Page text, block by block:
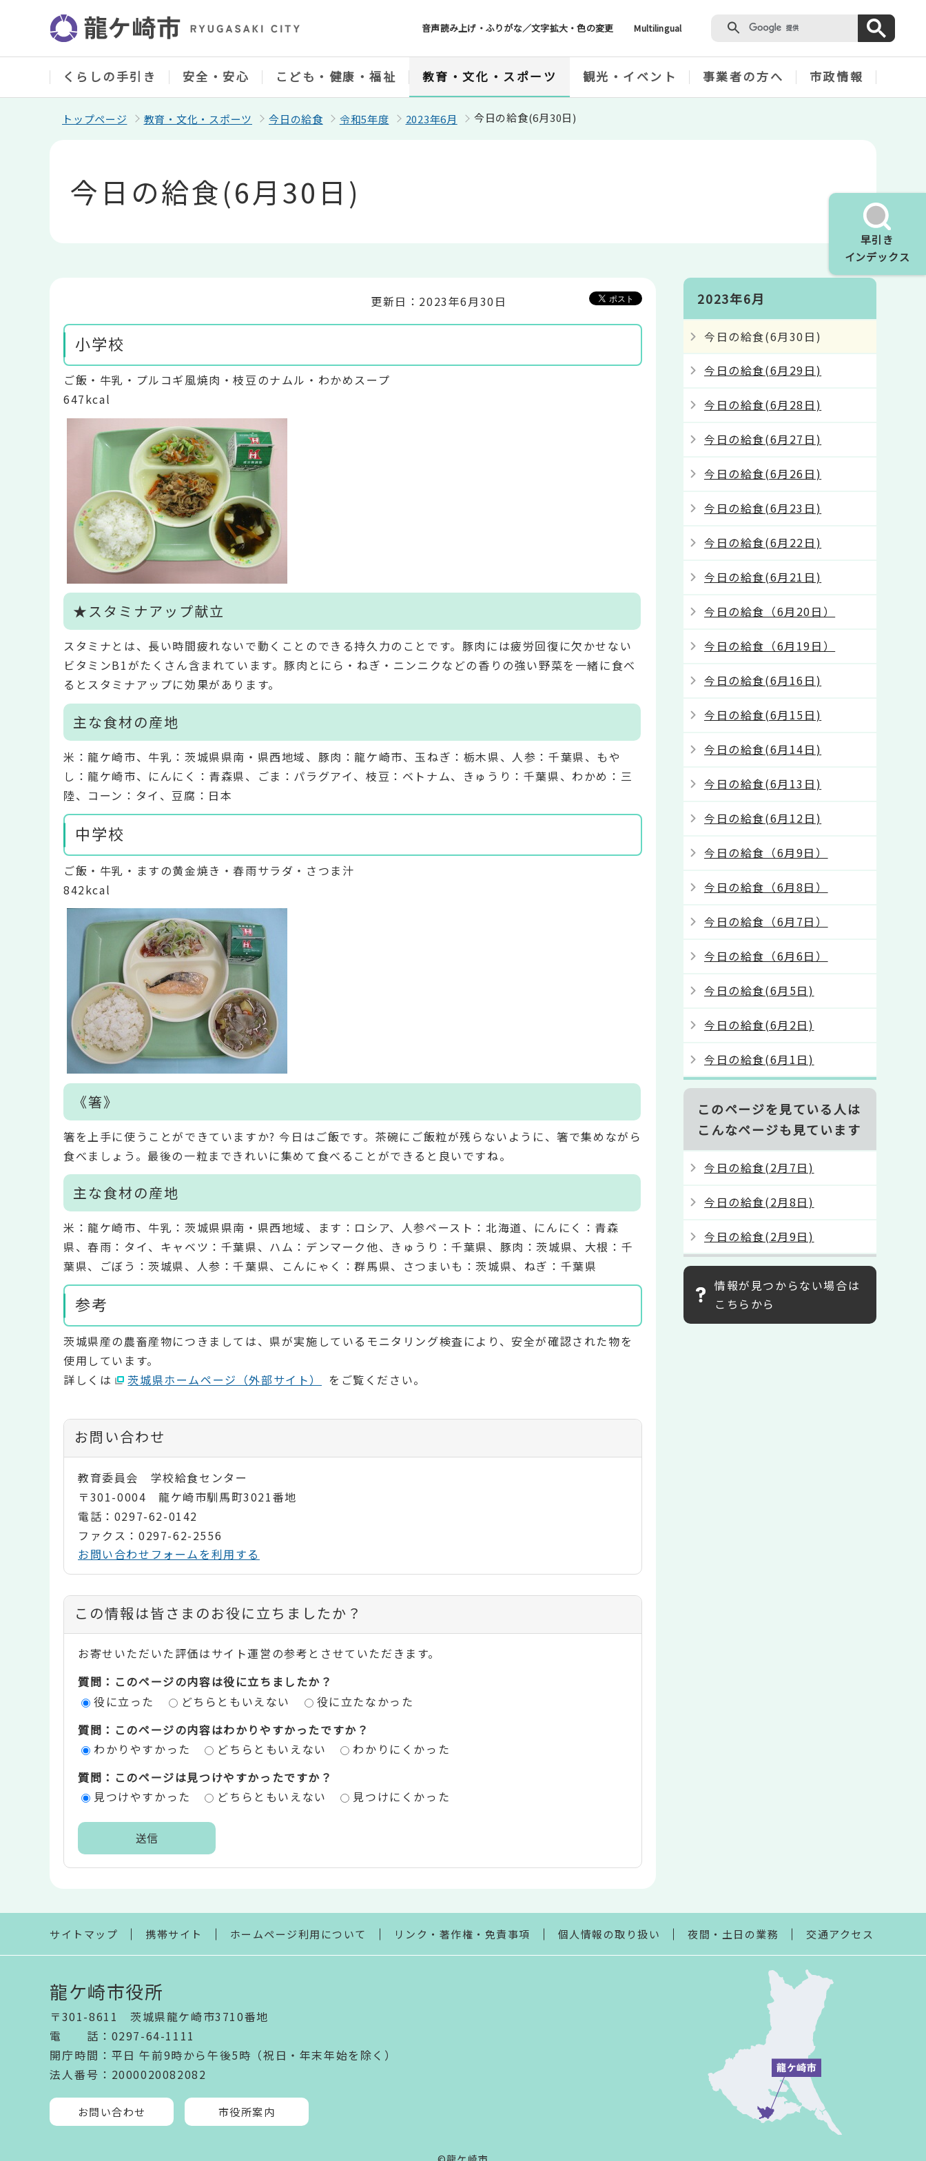
ジ
音声読み上げ・ふりがな／文字拡大・色の変更 Multilingual
早引き
インデックス
くらしの手引き 安全・安心 こども・健康・福祉 教育・文化・スポーツ 観光・イベント 事業者の方へ 市政情報
トップページ 教育・文化・スポーツ 今日の給食 令和5年度 2023年6月 今日の給食(6月30日)
今日の給食(6月30日)
更新日：2023年6月30日
小学校
ご飯・牛乳・プルコギ風焼肉・枝豆のナムル・わかめスープ
647kcal
★スタミナアップ献立
スタミナとは、長い時間疲れないで動くことのできる持久力のことです。豚肉には疲労回復に欠かせない
ビタミンB1がたくさん含まれています。豚肉とにら・ねぎ・ニンニクなどの香りの強い野菜を一緒に食べ
るとスタミナアップに効果があります。
主な食材の産地
米：龍ケ崎市、牛乳：茨城県県南・県西地域、豚肉：龍ケ崎市、玉ねぎ：栃木県、人参：千葉県、もや
し：龍ケ崎市、にんにく：青森県、ごま：パラグアイ、枝豆：ベトナム、きゅうり：千葉県、わかめ：三
陸、コーン：タイ、豆腐：日本
中学校
ご飯・牛乳・ますの黄金焼き・春雨サラダ・さつま汁
842kcal
《箸》
箸を上手に使うことができていますか? 今日はご飯です。茶碗にご飯粒が残らないように、箸で集めながら
食べましょう。最後の一粒まできれいに集めて食べることができると良いですね。
主な食材の産地
米：龍ケ崎市、牛乳：茨城県県南・県西地域、ます：ロシア、人参ペースト：北海道、にんにく：青森
県、春雨：タイ、キャベツ：千葉県、ハム：デンマーク他、きゅうり：千葉県、豚肉：茨城県、大根：千
葉県、ごぼう：茨城県、人参：千葉県、こんにゃく：群馬県、さつまいも：茨城県、ねぎ：千葉県
参考
茨城県産の農畜産物につきましては、県が実施しているモニタリング検査により、安全が確認された物を
使用しています。
詳しくは
茨城県ホームページ（外部サイト） をご覧ください。
お問い合わせ
教育委員会 学校給食センター
〒301-0004 龍ケ崎市馴馬町3021番地
電話：0297-62-0142
ファクス：0297-62-2556
お問い合わせフォームを利用する
コ
ン
テ
ン
評
エ
この情報は皆さまのお役に立ちましたか？
お寄せいただいた評価はサイト運営の参考とさせていただきます。
質問：このページの内容は役に立ちましたか？
役に立った
どちらともいえない
役に立たなかった
質問：このページの内容はわかりやすかったですか？
わかりやすかった
どちらともいえない
わかりにくかった
質問：このページは見つけやすかったですか？
見つけやすかった
どちらともいえない 見つけにくかった
ま
2023年6月
今日の給食(6月30日)
今日の給食(6月29日)
今日の給食(6月28日)
今日の給食(6月27日)
今日の給食(6月26日)
今日の給食(6月23日)
今日の給食(6月22日)
今日の給食(6月21日)
今日の給食（6月20日）
今日の給食（6月19日）
今日の給食(6月16日)
今日の給食(6月15日)
今日の給食(6月14日)
今日の給食(6月13日)
今日の給食(6月12日)
今日の給食（6月9日）
今日の給食（6月8日）
今日の給食（6月7日）
今日の給食（6月6日）
今日の給食(6月5日)
今日の給食(6月2日)
今日の給食(6月1日)
このページを見ている人は
こんなページも見ています
今日の給食(2月7日)
今日の給食(2月8日)
今日の給食(2月9日)
情報が見つからない場合は
こちらから
サイトマップ 携帯サイト ホームページ利用について リンク・著作権・免責事項 個人情報の取り扱い 夜間・土日の業務 交通アクセス
龍ケ崎市役所
〒301-8611 茨城県龍ケ崎市3710番地
電話 ： 0297-64-1111
開庁時間 ： 平日 午前9時から午後5時（祝日・年末年始を除く）
法人番号 ：2000020082082
お問い合わせ 市役所案内